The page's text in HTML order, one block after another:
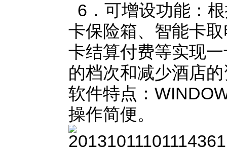
6．可增设功能：
卡保险箱、智能卡
卡结算付费等实现
的档次和减少酒店
软件特点：
操作简便。